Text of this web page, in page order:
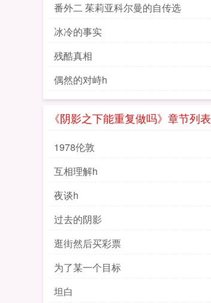
番外二 茱莉亚科尔曼的自传选
冰冷的事实
残酷真相
偶然的对峙h
《阴影之下能重复做吗》章节列表
1978伦敦
互相理解h
夜谈h
过去的阴影
逛街然后买彩票
为了某一个目标
坦白